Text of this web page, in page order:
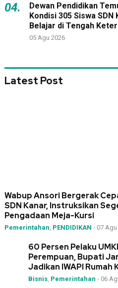
04.
Dewan Pendidikan
Kondisi 305 Siswa SDN
Belajar di Tengah
05 Agu 2026
Latest Post
Wabup Ansori Bergerak
SDN Kanar, Instruksikan
Pengadaan Meja-Kursi
Pemerintahan, PENDIDIKAN - 07
60 Persen Pelaku
Perempuan, Bupati
Jadikan IWAPI Rumah
Bisnis, Pemerintahan - 06